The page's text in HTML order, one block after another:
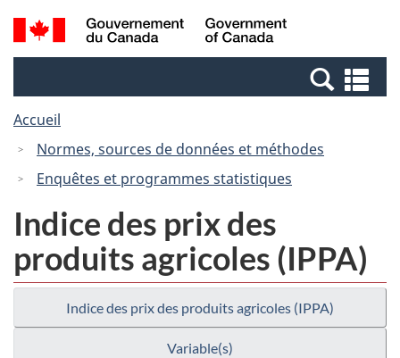
Passer
au
Passer
à
Canada
Recherche
et
et
Accueil
Normes, sources de données et méthodes
Enquêtes et programmes statistiques
Indice des prix des
produits agricoles (IPPA)
Indice des prix des produits agricoles (IPPA)
Variable(s)